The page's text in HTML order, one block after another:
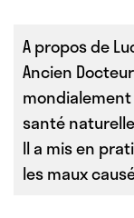
A propos de
Ancien
santé
Il a mis en
les maux